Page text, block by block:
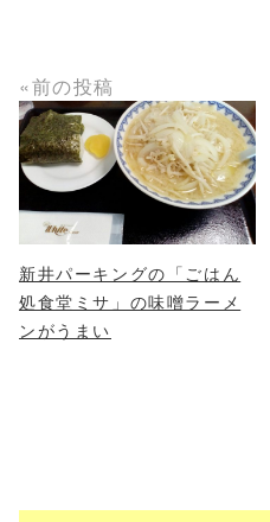
«前の投稿
新井パーキングの「ごはん
処食堂ミサ」の味噌ラーメ
ンがうまい